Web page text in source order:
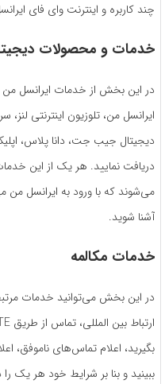
چند کاربره و اینترنت وای فای
خدمات و محصولات
در این بخش از خدمات ایرانسل
ایرانسل من، تلوزیون اینترنتی
دیجیتال جیب جت، دانا پلاس،
دریافت نمایید. هر یک از این
می‌شوند که با ورود به ایرانسل
آشنا شوید.
خدمات مکالمه
در این بخش می‌توانید خدمات
بگیرید، اعلام تماس‌های ناموفق،
ببینید و بنا بر شرایط خود هر یک را